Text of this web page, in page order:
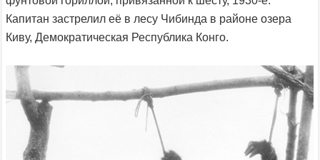
Капитан застрелил её в лесу Чибинда в районе озера
Киву, Демократическая Республика Конго.